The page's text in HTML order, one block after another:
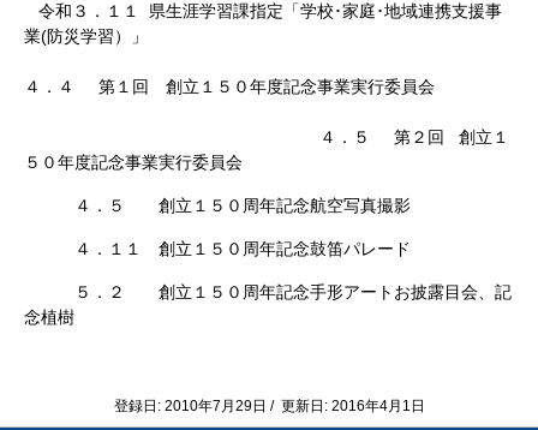
令和３．１１ 県生涯学習課指定「学校･家庭･地域連携支援事
業(防災学習）」
４．４ 第１回 創立１５０年度記念事業実行委員会
４．５ 第２回 創立１
５０年度記念事業実行委員会
４．５ 創立１５０周年記念航空写真撮影
４．１１ 創立１５０周年記念鼓笛パレード
５．２ 創立１５０周年記念手形アートお披露目会、記
念植樹
登録日: 2010年7月29日 / 更新日: 2016年4月1日